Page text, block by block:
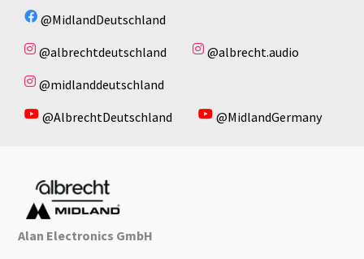
@MidlandDeutschland
@albrechtdeutschland
@albrecht.audio
@midlanddeutschland
@AlbrechtDeutschland
@MidlandGermany
Alan Electronics GmbH